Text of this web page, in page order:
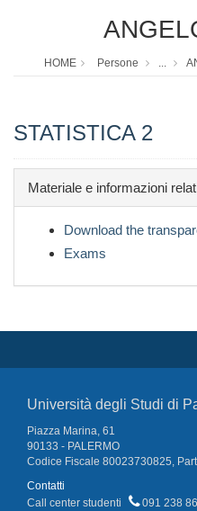
HOME Persone ...
STATISTICA 2
Materiale e informazioni
Download the
Exams
Università degli Studi di
Piazza Marina, 61
90133 - PALERMO
Codice Fiscale 80023730825,
Contatti
Call center studenti
091 238